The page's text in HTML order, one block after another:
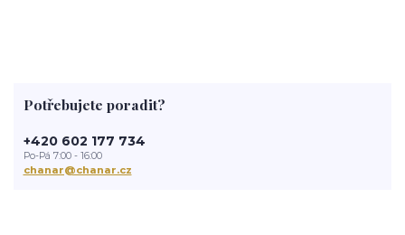
Potřebujete poradit?
+420 602 177 734
Po-Pá 7:00 - 16:00
chanar@chanar.cz